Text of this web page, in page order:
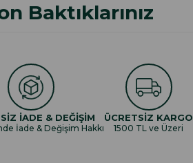
Baktıklarınız
İADE & DEĞİŞİM
İade & Değişim Hakkı
ÜCRETSİZ KARGO
1500 TL ve Üzeri